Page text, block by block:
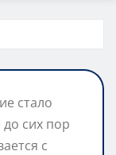
стало
сих пор
с